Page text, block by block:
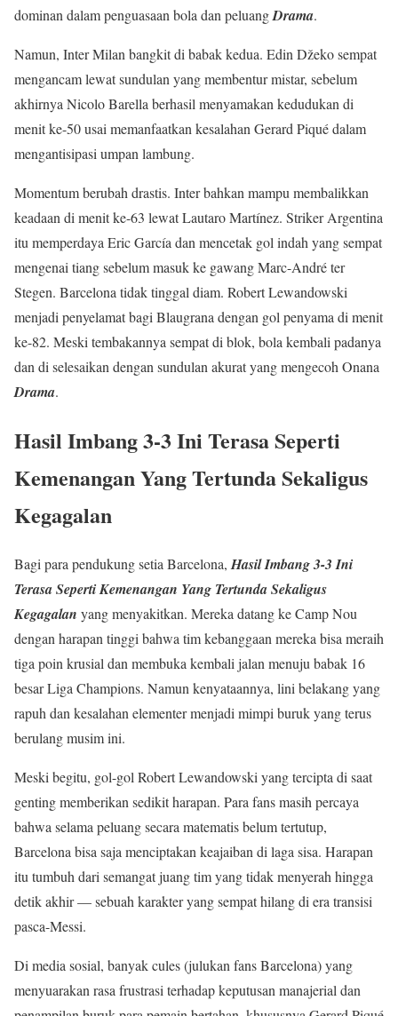
dominan dalam penguasaan bola dan peluangDrama.
Namun, Inter Milan bangkit di babak kedua. Edin Džeko sempat
mengancam lewat sundulan yang membentur mistar, sebelum
akhirnya Nicolo Barella berhasil menyamakan kedudukan di
menit ke-50 usai memanfaatkan kesalahan Gerard Piqué dalam
mengantisipasi umpan lambung.
Momentum berubah drastis. Inter bahkan mampu membalikkan
keadaan di menit ke-63 lewat Lautaro Martínez. Striker Argentina
itu memperdaya Eric García dan mencetak gol indah yang sempat
mengenai tiang sebelum masuk ke gawang Marc-André ter
Stegen. Barcelona tidak tinggal diam. Robert Lewandowski
menjadi penyelamat bagi Blaugrana dengan gol penyama di menit
ke-82. Meski tembakannya sempat di blok, bola kembali padanya
dan di selesaikan dengan sundulan akurat yang mengecoh Onana
Drama.
Hasil Imbang 3-3 Ini Terasa Seperti
Kemenangan Yang Tertunda Sekaligus
Kegagalan
Bagi para pendukung setia Barcelona, Hasil Imbang 3-3 Ini
Terasa Seperti Kemenangan Yang Tertunda Sekaligus
Kegagalan yang menyakitkan. Mereka datang ke Camp Nou
dengan harapan tinggi bahwa tim kebanggaan mereka bisa meraih
tiga poin krusial dan membuka kembali jalan menuju babak 16
besar Liga Champions. Namun kenyataannya, lini belakang yang
rapuh dan kesalahan elementer menjadi mimpi buruk yang terus
berulang musim ini.
Meski begitu, gol-gol Robert Lewandowski yang tercipta di saat
genting memberikan sedikit harapan. Para fans masih percaya
bahwa selama peluang secara matematis belum tertutup,
Barcelona bisa saja menciptakan keajaiban di laga sisa. Harapan
itu tumbuh dari semangat juang tim yang tidak menyerah hingga
detik akhir — sebuah karakter yang sempat hilang di era transisi
pasca-Messi.
Di media sosial, banyak cules (julukan fans Barcelona) yang
menyuarakan rasa frustrasi terhadap keputusan manajerial dan